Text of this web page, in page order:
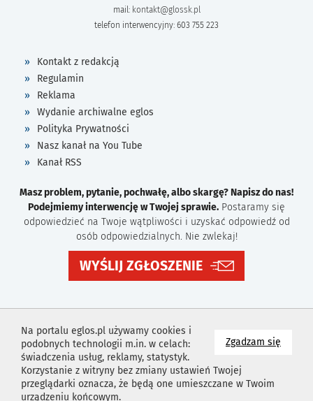
Zgadzam się
Na portalu eglos.pl używamy cookies i
podobnych technologii m.in. w celach:
świadczenia usług, reklamy, statystyk.
Korzystanie z witryny bez zmiany ustawień Twojej
przeglądarki oznacza, że będą one umieszczane w Twoim
urządzeniu końcowym.
mail: kontakt@glossk.pl
telefon interwencyjny: 603 755 223
Kontakt z redakcją
Regulamin
Reklama
Wydanie archiwalne eglos
Polityka Prywatności
Nasz kanał na You Tube
Kanał RSS
Masz problem, pytanie, pochwałę, albo skargę? Napisz do nas!
Podejmiemy interwencję w Twojej sprawie. Postaramy się
odpowiedzieć na Twoje wątpliwości i uzyskać odpowiedź od
osób odpowiedzialnych. Nie zwlekaj!
WYŚLIJ ZGŁOSZENIE